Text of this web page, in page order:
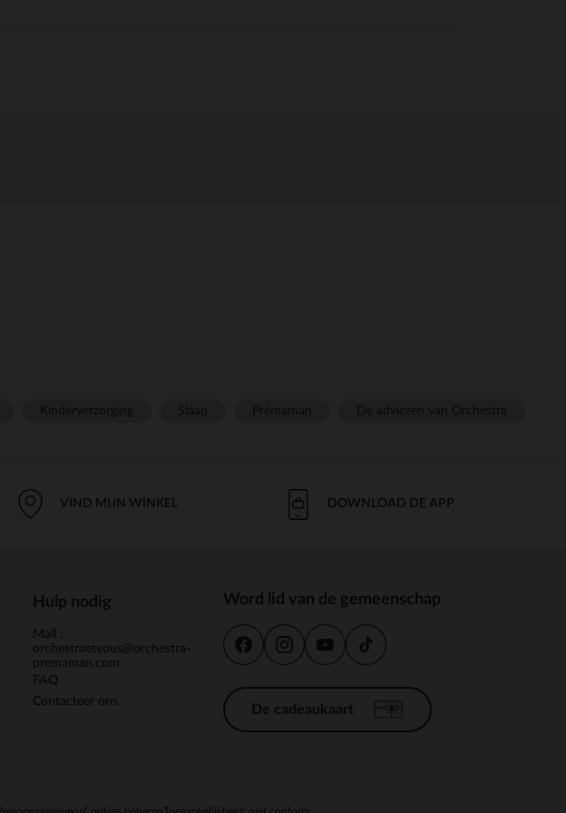
VIND MIJN WINKEL DOWNLOAD DE APP
Hulp nodig
Mail :
orchestraetvous@orchestra-
premaman.com
FAQ
Contacteer ons
Word lid van de gemeenschap
De cadeaukaart